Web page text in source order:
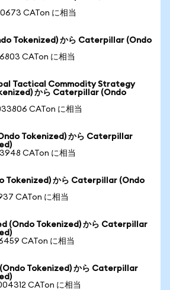
CATon に相当
Tokenized) から Caterpillar (Ondo
CATon に相当
Tactical Commodity Strategy
から Caterpillar (Ondo
CATon に相当
Tokenized) から Caterpillar
CATon に相当
Tokenized) から Caterpillar (Ondo
CATon に相当
(Ondo Tokenized) から Caterpillar
CATon に相当
Tokenized) から Caterpillar
CATon に相当